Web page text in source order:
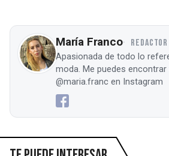
María Franco REDACTOR
Apasionada de todo lo
moda. Me puedes encontrar
@maria.franc en Instagram